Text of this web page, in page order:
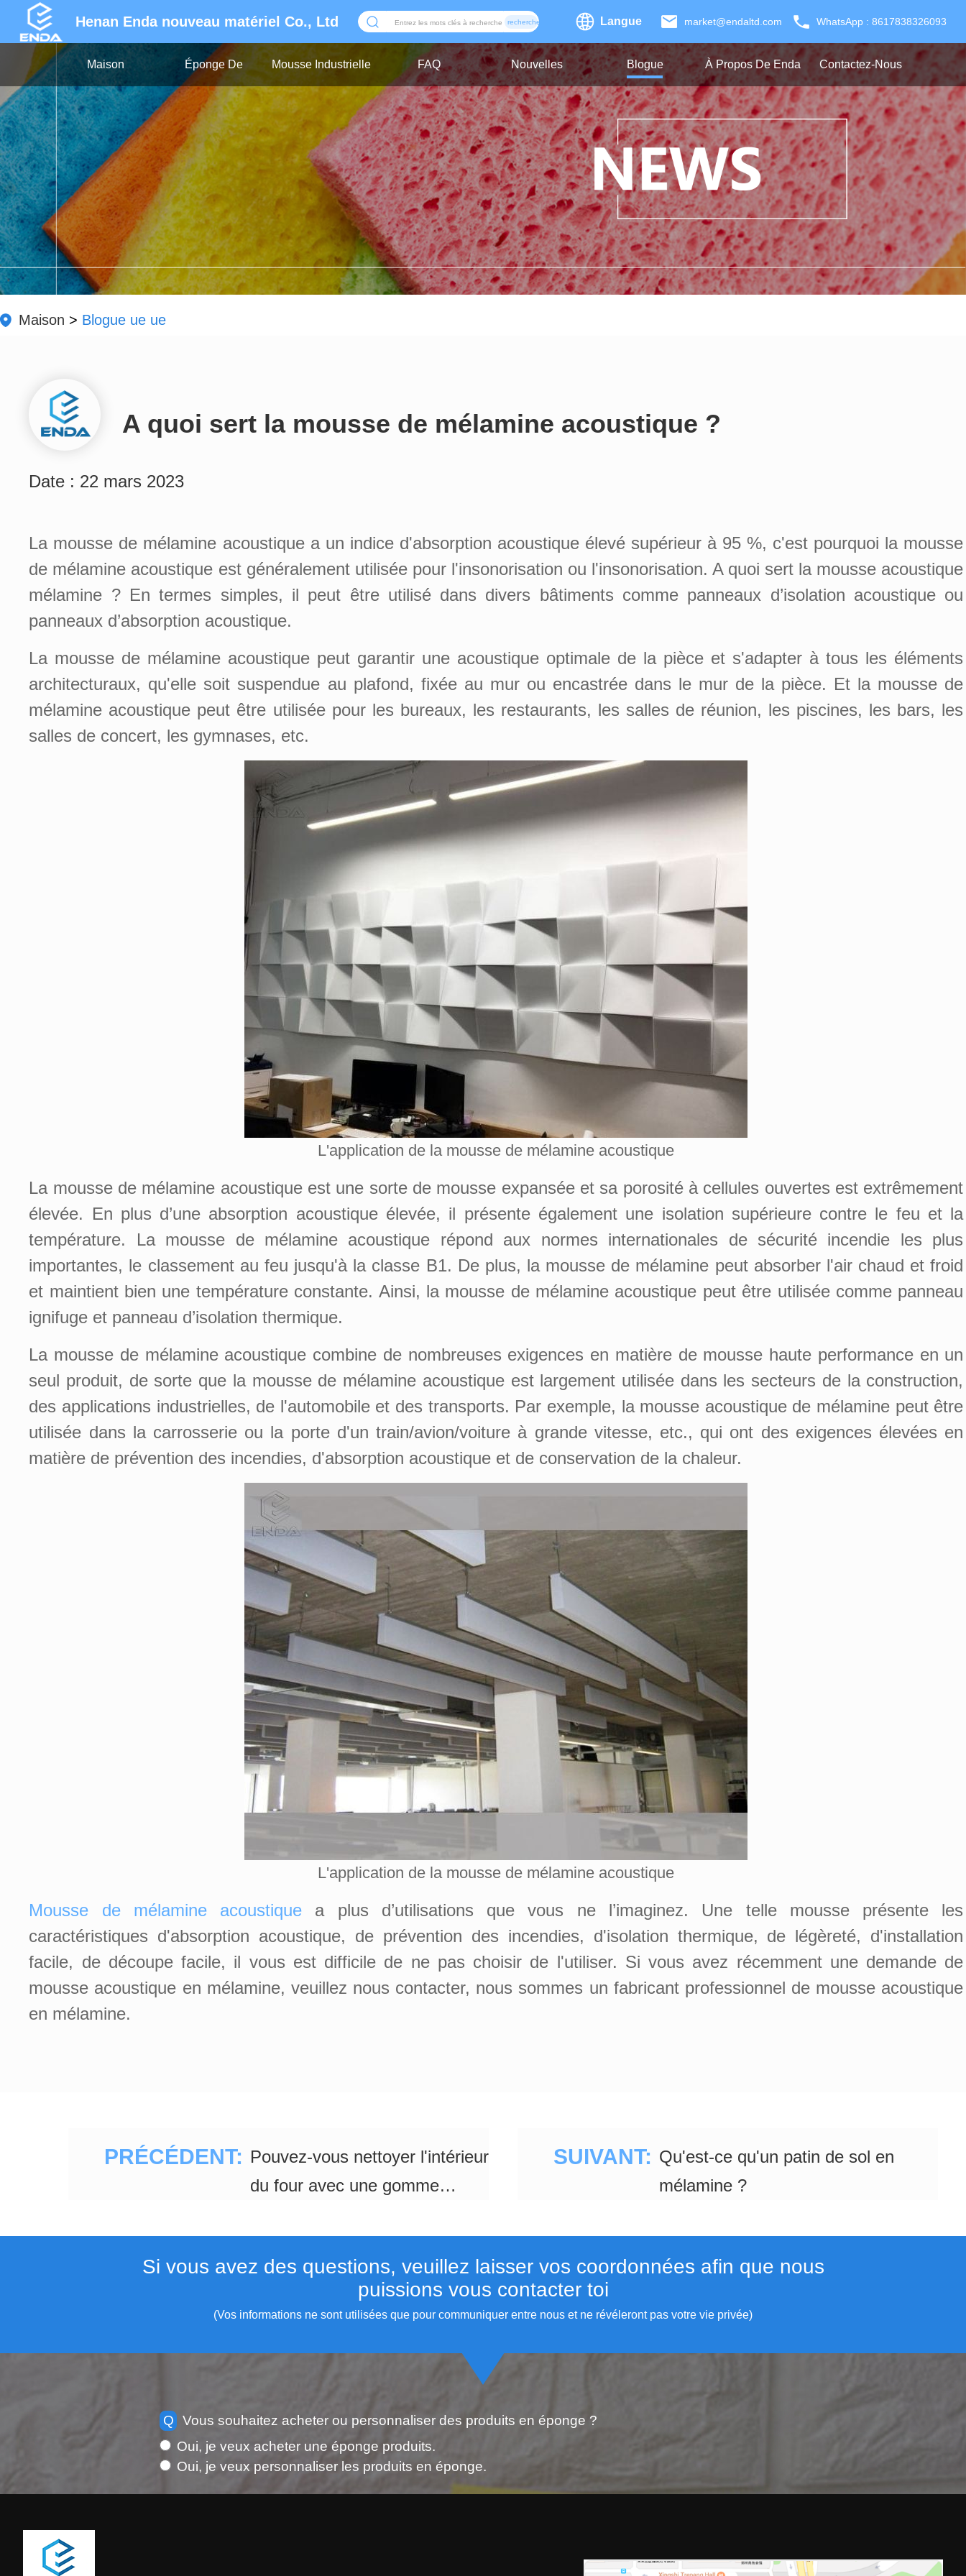
Henan Enda nouveau matériel Co., Ltd recherche Langue market@endaltd.com WhatsApp : 8617838326093
Maison Éponge De
Nettoyage
Mousse Industrielle FAQ Nouvelles Blogue À Propos De Enda Contactez-Nous
Maison > Blogue ue ue
A quoi sert la mousse de mélamine acoustique ?
Date : 22 mars 2023
La mousse de mélamine acoustique a un indice d'absorption acoustique élevé supérieur à 95 %, c'est pourquoi la mousse
de mélamine acoustique est généralement utilisée pour l'insonorisation ou l'insonorisation. A quoi sert la mousse acoustique
mélamine ? En termes simples, il peut être utilisé dans divers bâtiments comme panneaux d’isolation acoustique ou
panneaux d’absorption acoustique.
La mousse de mélamine acoustique peut garantir une acoustique optimale de la pièce et s'adapter à tous les éléments
architecturaux, qu'elle soit suspendue au plafond, fixée au mur ou encastrée dans le mur de la pièce. Et la mousse de
mélamine acoustique peut être utilisée pour les bureaux, les restaurants, les salles de réunion, les piscines, les bars, les
salles de concert, les gymnases, etc.
L'application de la mousse de mélamine acoustique
La mousse de mélamine acoustique est une sorte de mousse expansée et sa porosité à cellules ouvertes est extrêmement
élevée. En plus d’une absorption acoustique élevée, il présente également une isolation supérieure contre le feu et la
température. La mousse de mélamine acoustique répond aux normes internationales de sécurité incendie les plus
importantes, le classement au feu jusqu'à la classe B1. De plus, la mousse de mélamine peut absorber l'air chaud et froid
et maintient bien une température constante. Ainsi, la mousse de mélamine acoustique peut être utilisée comme panneau
ignifuge et panneau d’isolation thermique.
La mousse de mélamine acoustique combine de nombreuses exigences en matière de mousse haute performance en un
seul produit, de sorte que la mousse de mélamine acoustique est largement utilisée dans les secteurs de la construction,
des applications industrielles, de l'automobile et des transports. Par exemple, la mousse acoustique de mélamine peut être
utilisée dans la carrosserie ou la porte d'un train/avion/voiture à grande vitesse, etc., qui ont des exigences élevées en
matière de prévention des incendies, d'absorption acoustique et de conservation de la chaleur.
L'application de la mousse de mélamine acoustique
Mousse de mélamine acoustique a plus d’utilisations que vous ne l’imaginez. Une telle mousse présente les
caractéristiques d'absorption acoustique, de prévention des incendies, d'isolation thermique, de légèreté, d'installation
facile, de découpe facile, il vous est difficile de ne pas choisir de l'utiliser. Si vous avez récemment une demande de
mousse acoustique en mélamine, veuillez nous contacter, nous sommes un fabricant professionnel de mousse acoustique
en mélamine.
PRÉCÉDENT: Pouvez-vous nettoyer l'intérieur
du four avec une gomme
SUIVANT: Qu'est-ce qu'un patin de sol en
mélamine ?
Si vous avez des questions, veuillez laisser vos coordonnées afin que nous
puissions vous contacter toi
(Vos informations ne sont utilisées que pour communiquer entre nous et ne révéleront pas votre vie privée)
Q
Vous souhaitez acheter ou personnaliser des produits en éponge ?
Oui, je veux acheter une éponge produits.
Oui, je veux personnaliser les produits en éponge.